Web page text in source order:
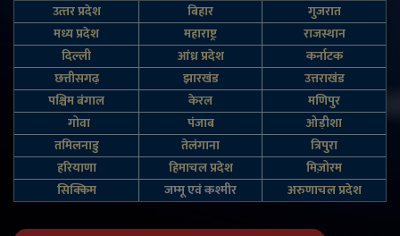
उत्‍तर प्रदेश बिहार
गुजरात
मध्य प्रदेश
महाराष्ट्र
राजस्थान
दिल्‍ली
आंध्र प्रदेश
कर्नाटक
छत्तीसगढ़
झारखंड
उत्तराखंड
पश्चिम बंगाल
केरल
मणिपुर
गोवा
पंजाब
ओड़ीशा
तमिलनाडु
तेलंगाना
त्रिपुरा
हरियाणा
हिमाचल प्रदेश
मिज़ोरम
सिक्किम
जम्‍मू एवं कश्‍मीर अरुणाचल प्रदेश